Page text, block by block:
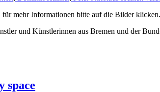
mehr Informationen bitte auf die Bilder
und Künstlerinnen aus Bremen und der
space